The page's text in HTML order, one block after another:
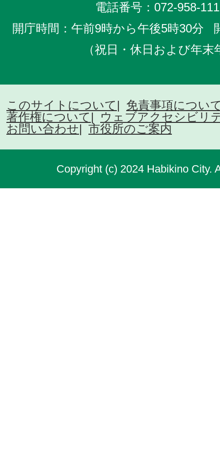
電話番号： 072-958-
開庁時間：午前9時から午後5時30分
（祝日・休日および年
このサイトについて
免責事項につい
著作権について
ウェブアクセシビリ
お問い合わせ
市役所のご案内
Copyright (c) 2024 Habikino City.